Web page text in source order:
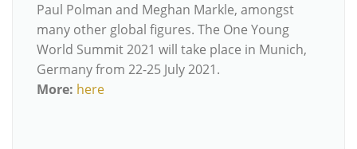
Paul Polman and Meghan Markle, amongst
many other global figures. The One Young
World Summit 2021 will take place in Munich,
Germany from 22-25 July 2021.
More: here